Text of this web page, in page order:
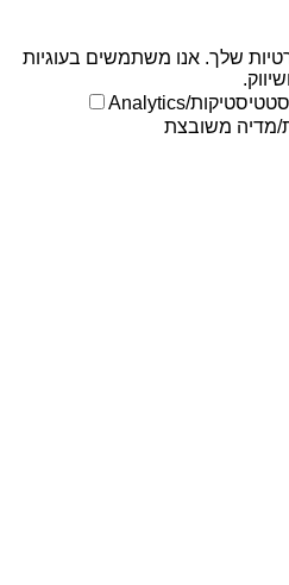
שלך. אנו משתמשים בעוגיות
סטטיסטיקות/Analytics
מדיה משובצת